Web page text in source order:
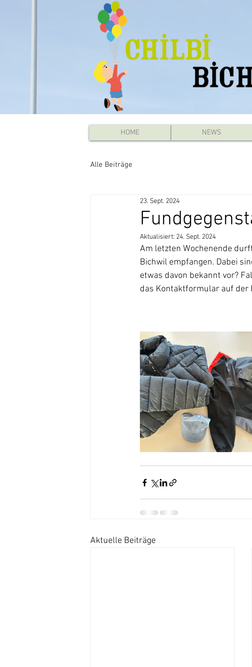
HOME NEWS
Alle Beiträge
23. Sept. 2024
Aktualisiert: 24. Sept. 2024
Am letzten Wochenende
Bichwil empfangen. Dabei
etwas davon bekannt vor?
das Kontaktformular auf der
Aktuelle Beiträge